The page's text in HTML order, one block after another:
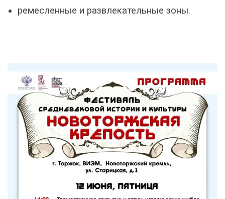
ремесленные и развлекательные зоны.